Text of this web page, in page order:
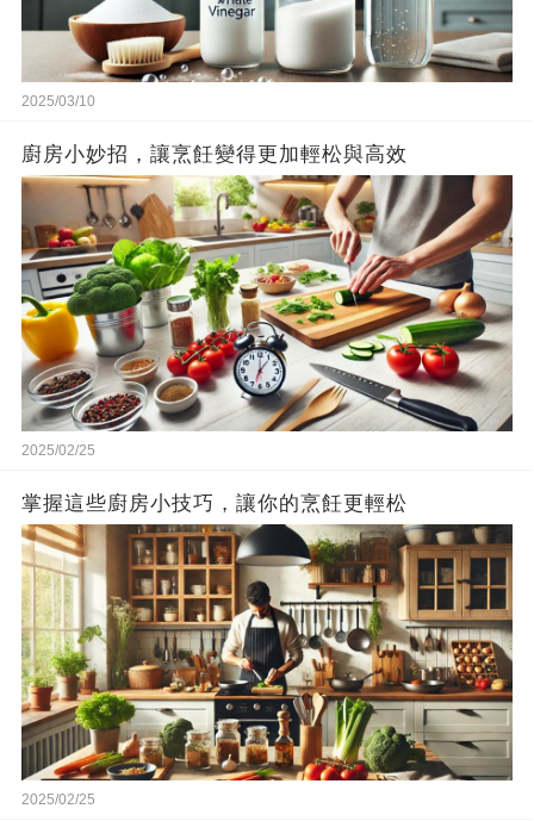
2025/03/10
廚房小妙招，讓烹飪變得更加輕松與高效
2025/02/25
掌握這些廚房小技巧，讓你的烹飪更輕松
2025/02/25